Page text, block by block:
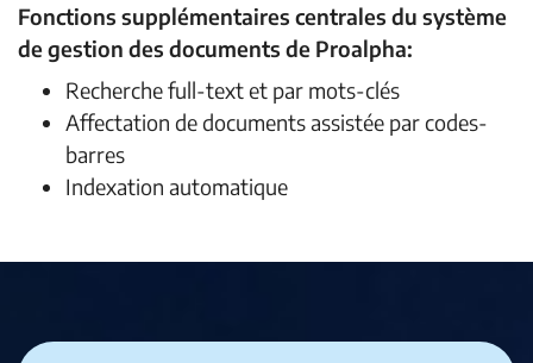
Fonctions supplémentaires centrales du système
de gestion des documents de Proalpha:
Recherche full-text et par mots-clés
Affectation de documents assistée par codes-
barres
Indexation automatique